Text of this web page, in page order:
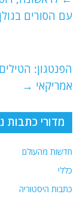
A
ra
עם הסורים בגולן
הפנטגון:
אמריקאי →
מדורי כתבות
חדשות מהעולם
כללי
כתבות היסטוריה